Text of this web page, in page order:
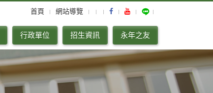
首頁 網站導覽
行政單位 招生資訊 永年之友